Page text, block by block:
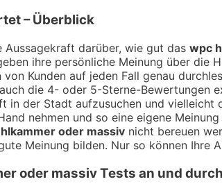
– Überblick
Aussagekraft darüber, wie gut das wpc
ihre persönliche Meinung über
Kunden auf jeden Fall genau
die 4- oder 5-Sterne-Bewertungen
in der Stadt aufzusuchen und
nehmen und so eine eigene
oder massiv nicht bereuen
Meinung bilden. Nur so können Ihre
oder massivTests an und durch